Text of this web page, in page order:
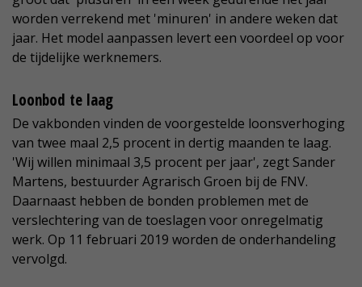
worden verrekend met 'minuren' in andere weken dat
jaar. Het model aanpassen levert een voordeel op voor
de tijdelijke werknemers.
Loonbod te laag
De vakbonden vinden de voorgestelde loonsverhoging
van twee maal 2,5 procent in dertig maanden te laag.
'Wij willen minimaal 3,5 procent per jaar', zegt Sander
Martens, bestuurder Agrarisch Groen bij de FNV.
Daarnaast hebben de bonden problemen met de
verslechtering van de toeslagen voor onregelmatig
werk. Op 11 februari 2019 worden de onderhandeling
vervolgd.